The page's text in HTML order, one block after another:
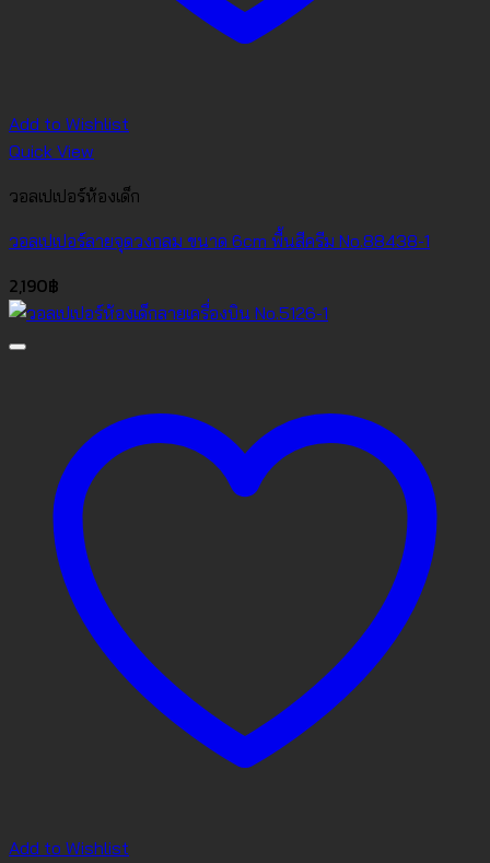
Add to Wishlist
Quick View
วอลเปเปอร์ห้องเด็ก
วอลเปเปอร์ลายจุดวงกลม ขนาด 6cm พื้นสีครีม No.88438-1
2,190฿
Add to Wishlist